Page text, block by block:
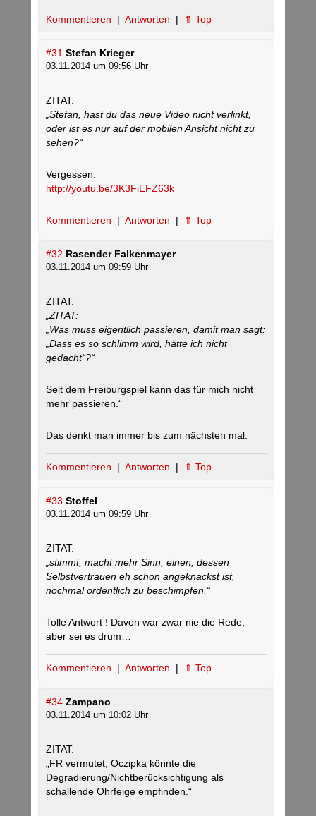
Kommentieren | Antworten | ⇑ Top
#31 Stefan Krieger
03.11.2014 um 09:56 Uhr
ZITAT:
„Stefan, hast du das neue Video nicht verlinkt,
oder ist es nur auf der mobilen Ansicht nicht zu
sehen?“
Vergessen.
http://youtu.be/3K3FiEFZ63k
Kommentieren | Antworten | ⇑ Top
#32 Rasender Falkenmayer
03.11.2014 um 09:59 Uhr
ZITAT:
„ZITAT:
„Was muss eigentlich passieren, damit man sagt:
„Dass es so schlimm wird, hätte ich nicht
gedacht“?“
Seit dem Freiburgspiel kann das für mich nicht
mehr passieren.“
Das denkt man immer bis zum nächsten mal.
Kommentieren | Antworten | ⇑ Top
#33 Stoffel
03.11.2014 um 09:59 Uhr
ZITAT:
„stimmt, macht mehr Sinn, einen, dessen
Selbstvertrauen eh schon angeknackst ist,
nochmal ordentlich zu beschimpfen.“
Tolle Antwort ! Davon war zwar nie die Rede,
aber sei es drum…
Kommentieren | Antworten | ⇑ Top
#34 Zampano
03.11.2014 um 10:02 Uhr
ZITAT:
„FR vermutet, Oczipka könnte die
Degradierung/Nichtberücksichtigung als
schallende Ohrfeige empfinden.“